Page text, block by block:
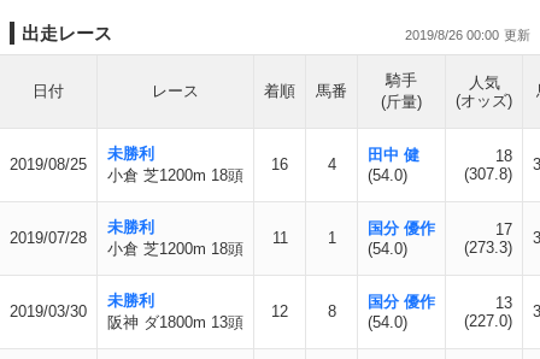
出走レース 2019/8/26 00:00
日付 レース 着順 馬番
騎手
(斤量)
人気
(オッズ)
2019/08/25
未勝利
小倉 芝1200m 18頭
16 4
田中 健
(54.0)
18
(307.8)
2019/07/28
未勝利
小倉 芝1200m 18頭
11 1
国分 優作
(54.0)
17
(273.3)
2019/03/30
未勝利
阪神 ダ1800m 13頭
12 8
国分 優作
(54.0)
13
(227.0)